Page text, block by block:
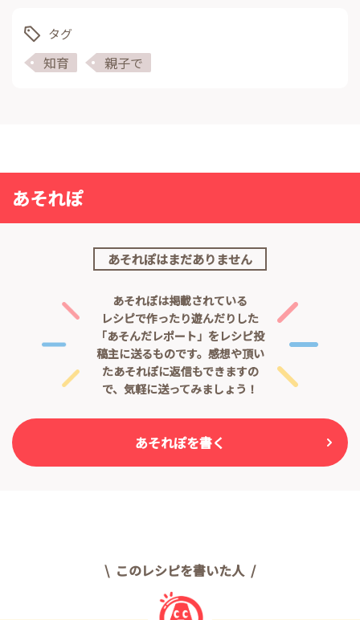
タグ
知育 親子で
あそれぽ
あそれぽはまだありません
あそれぽは掲載されている
レシピで作ったり遊んだりした
「あそんだレポート」をレシピ投
稿主に送るものです。 感想や頂い
たあそれぽに返信もできますの
で、気軽に送ってみましょう！
あそれぽを書く
このレシピを書いた人